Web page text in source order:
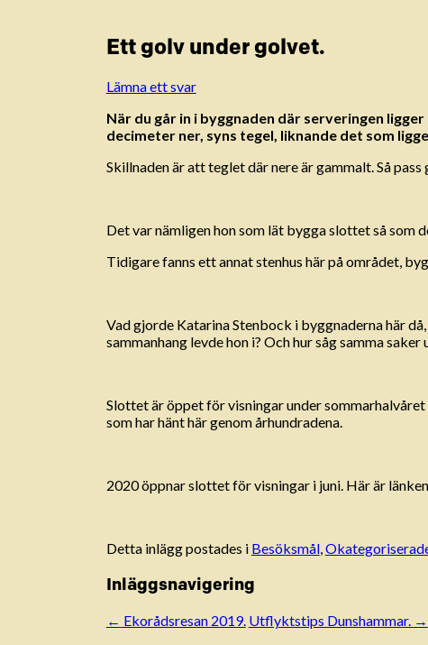
Ett golv under golvet.
Lämna ett svar
När du går in i byggnaden där serveringen
decimeter ner, syns tegel, liknande det som
Skillnaden är att teglet där nere är gammalt. Så
Det var nämligen hon som lät bygga slottet så som
Tidigare fanns ett annat stenhus här på området,
Vad gjorde Katarina Stenbock i byggnaderna här
sammanhang levde hon i? Och hur såg samma
Slottet är öppet för visningar under
som har hänt här genom århundradena.
2020 öppnar slottet för visningar i juni. Här är
Detta inlägg postades i Besöksmål,
Inläggsnavigering
← Ekorådsresan 2019. Utflyktstips Dunshammar. →